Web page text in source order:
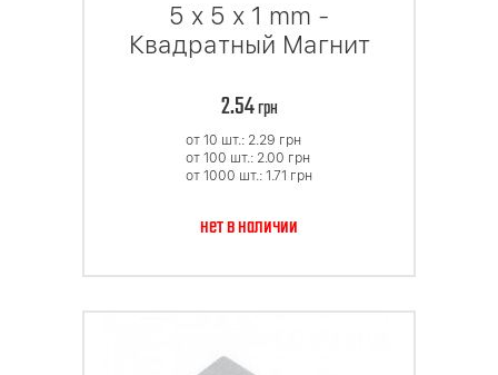
5 x 5 x 1 mm -
Квадратный Магнит
2.54грн
от 10 шт.: 2.29 грн
от 100 шт.: 2.00 грн
от 1000 шт.: 1.71 грн
нет в наличии